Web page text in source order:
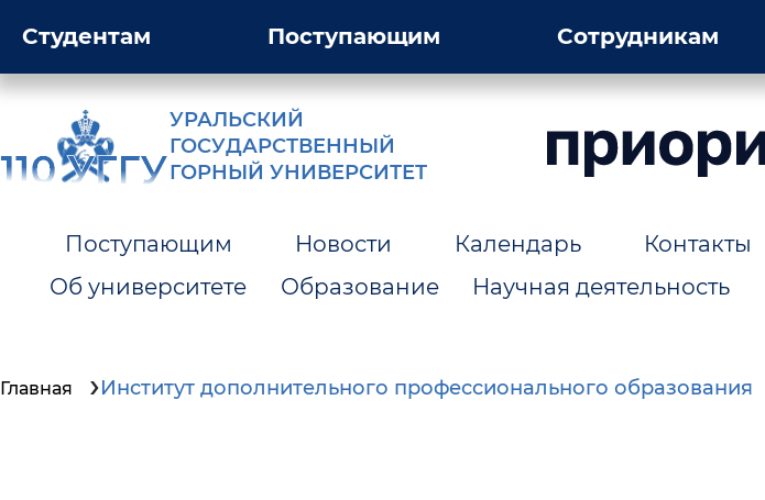
Студентам Поступающим Сотрудникам
УРАЛЬСКИЙ
ГОСУДАРСТВЕННЫЙ
ГОРНЫЙ УНИВЕРСИТЕТ
Поступающим Новости Календарь Контакты
Об университете
Образование Научная деятельность
Главная Институт дополнительного профессионального образования